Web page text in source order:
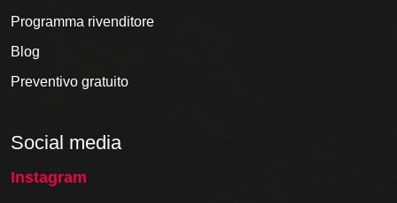
Programma rivenditore
Blog
Preventivo gratuito
Social media
Instagram